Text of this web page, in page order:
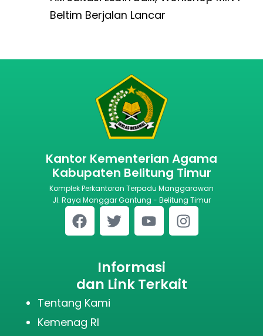
Beltim Berjalan Lancar
Kantor Kementerian Agama
Kabupaten Belitung Timur
Komplek Perkantoran Terpadu Manggarawan
Jl. Raya Manggar Gantung - Belitung Timur
Informasi
dan Link Terkait
Tentang Kami
Kemenag RI